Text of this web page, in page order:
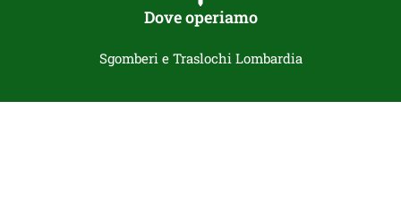
Dove operiamo
Sgomberi e Traslochi Lombardia